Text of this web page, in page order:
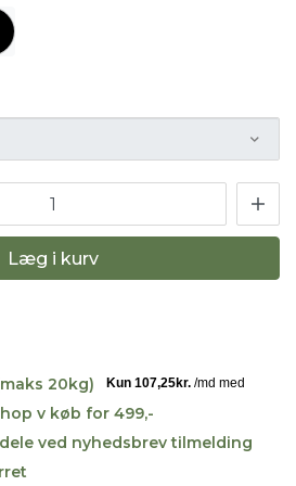
Læg i kurv
20kg)
v køb for 499,-
ved nyhedsbrev tilmelding